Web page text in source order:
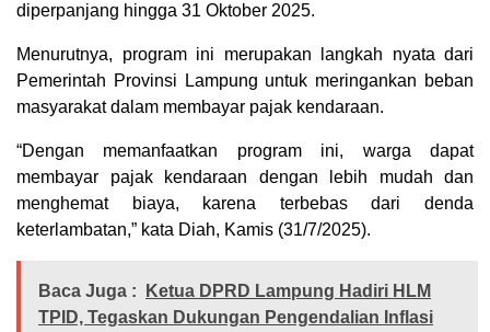
diperpanjang hingga 31 Oktober 2025.
Menurutnya, program ini merupakan langkah nyata dari
Pemerintah Provinsi Lampung untuk meringankan beban
masyarakat dalam membayar pajak kendaraan.
“Dengan memanfaatkan program ini, warga dapat
membayar pajak kendaraan dengan lebih mudah dan
menghemat biaya, karena terbebas dari denda
keterlambatan,” kata Diah, Kamis (31/7/2025).
Baca Juga :
Ketua DPRD Lampung Hadiri HLM
TPID, Tegaskan Dukungan Pengendalian Inflasi